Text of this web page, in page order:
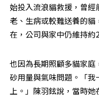
始投入流浪貓救援，曾
老、生病或較難送養的
在，公司與家中仍維持約
也因為長期照顧多貓家
砂用量與氣味問題。「
上。」陳羽鉉說，當時